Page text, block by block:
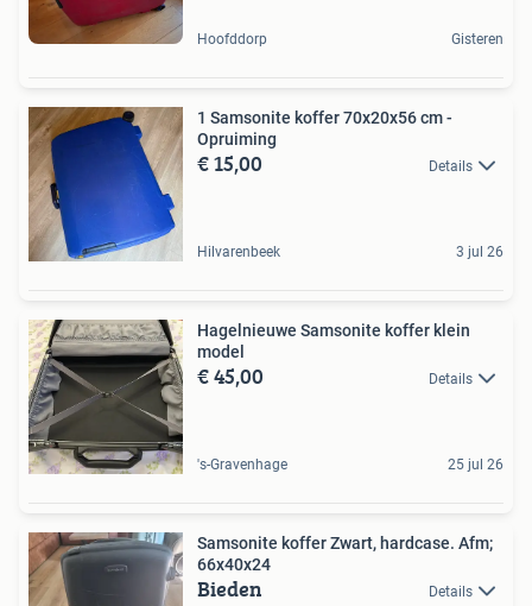
Hoofddorp Gisteren
1 Samsonite koffer 70x20x56 cm -
Opruiming
€ 15,00 Details
Hilvarenbeek 3 jul 26
Hagelnieuwe Samsonite koffer klein
model
€ 45,00 Details
's-Gravenhage 25 jul 26
Samsonite koffer Zwart, hardcase. Afm;
66x40x24
Bieden Details